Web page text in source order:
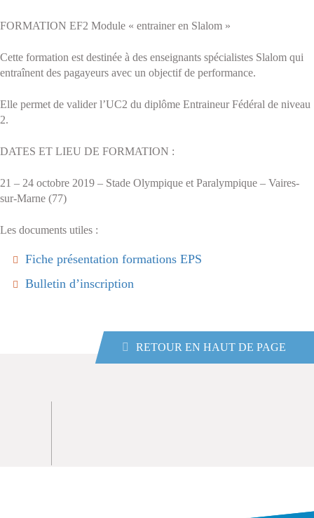
FORMATION EF2 Module « entrainer en Slalom »
Cette formation est destinée à des enseignants spécialistes Slalom qui
entraînent des pagayeurs avec un objectif de performance.
Elle permet de valider l’UC2 du diplôme Entraineur Fédéral de niveau
2.
DATES ET LIEU DE FORMATION :
21 – 24 octobre 2019 – Stade Olympique et Paralympique – Vaires-
sur-Marne (77)
Les documents utiles :
Fiche présentation formations EPS
Bulletin d’inscription
RETOUR EN HAUT DE PAGE